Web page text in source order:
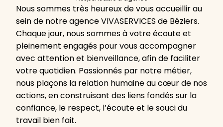
Nous sommes très heureux de vous accueillir au
sein de notre agence VIVASERVICES de Béziers.
Chaque jour, nous sommes à votre écoute et
pleinement engagés pour vous accompagner
avec attention et bienveillance, afin de faciliter
votre quotidien. Passionnés par notre métier,
nous plaçons la relation humaine au cœur de nos
actions, en construisant des liens fondés sur la
confiance, le respect, l’écoute et le souci du
travail bien fait.